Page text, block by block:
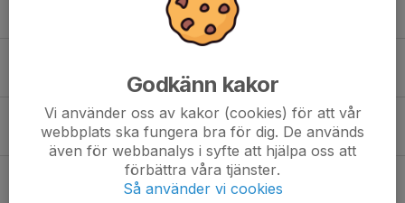
1 aug, 19:42 0
Obligatorisk bemanning av kiosken
1 aug, 19:41 0
Välkomna tillbaka!
29 jul, 21:35 1
Godkänn kakor
Vi använder oss av kakor (cookies) för att vår
webbplats ska fungera bra för dig. De används
även för webbanalys i syfte att hjälpa oss att
förbättra våra tjänster.
Så använder vi cookies